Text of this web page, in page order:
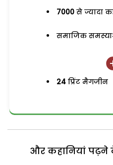
7000 से ज्यादा
समाजिक
24 प्रिंट मैगजीन
और कहानियां